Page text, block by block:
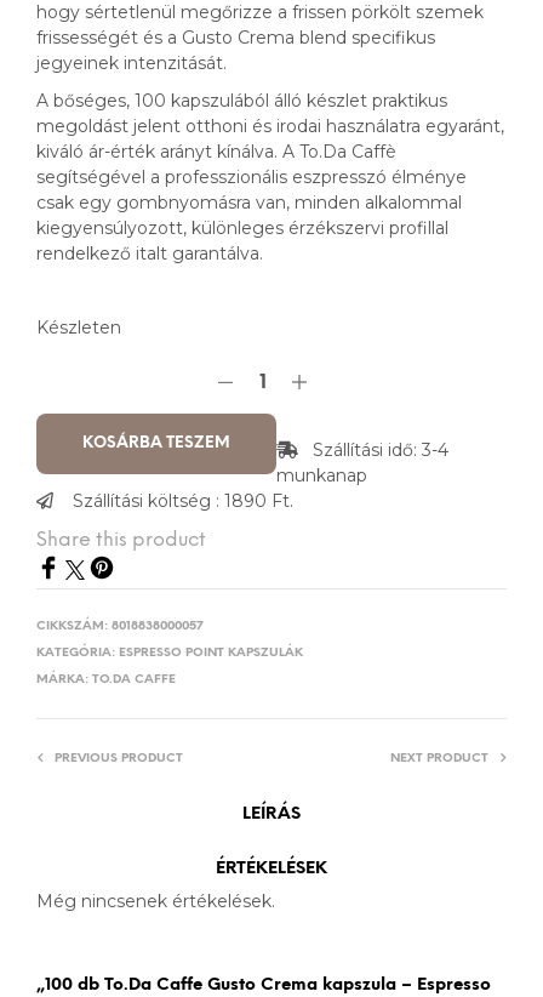
hogy sértetlenül megőrizze a frissen pörkölt szemek
frissességét és a Gusto Crema blend specifikus
jegyeinek intenzitását.
A bőséges, 100 kapszulából álló készlet praktikus
megoldást jelent otthoni és irodai használatra egyaránt,
kiváló ár-érték arányt kínálva. A To.Da Caffè
segítségével a professzionális eszpresszó élménye
csak egy gombnyomásra van, minden alkalommal
kiegyensúlyozott, különleges érzékszervi profillal
rendelkező italt garantálva.
Készleten
KOSÁRBA TESZEM
Szállítási idő: 3-4
munkanap
Szállítási költség : 1890 Ft.
Share this product
CIKKSZÁM: 8018838000057
KATEGÓRIA: ESPRESSO POINT KAPSZULÁK
MÁRKA: TO.DA CAFFE
PREVIOUS PRODUCT NEXT PRODUCT
LEÍRÁS
ÉRTÉKELÉSEK
Még nincsenek értékelések.
„100 db To.Da Caffe Gusto Crema kapszula – Espresso